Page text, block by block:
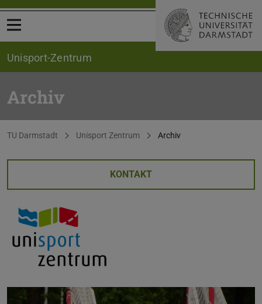
Menü öffnen
Unisport-Zentrum
Archiv
Sie befinden sich hier:
TU Darmstadt Unisport Zentrum Archiv
KONTAKT